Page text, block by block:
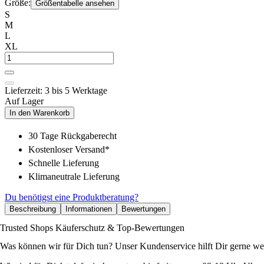
Größe: Größentabelle ansehen
S
M
L
XL
Lieferzeit: 3 bis 5 Werktage
Auf Lager
In den Warenkorb
30 Tage Rückgaberecht
Kostenloser Versand*
Schnelle Lieferung
Klimaneutrale Lieferung
Du benötigst eine Produktberatung?
Beschreibung Informationen Bewertungen
Trusted Shops Käuferschutz & Top-Bewertungen
Was können wir für Dich tun? Unser Kundenservice hilft Dir gerne